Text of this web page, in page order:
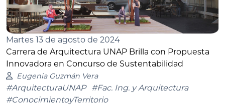
Martes 13 de agosto de 2024
Carrera de Arquitectura UNAP Brilla con Propuesta
Innovadora en Concurso de Sustentabilidad
Eugenia Guzmán Vera
#ArquitecturaUNAP
#Fac. Ing. y Arquitectura
#ConocimientoyTerritorio